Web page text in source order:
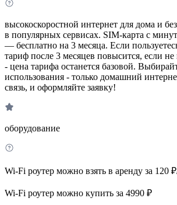
высокоскоростной интернет для дома и
в популярных сервисах. SIM-карта с
— бесплатно на 3 месяца. Если
тариф после 3 месяцев повысится, если не
- цена тарифа останется базовой.
использования - только домашний
связь, и оформляйте заявку!
оборудование
Wi-Fi роутер можно взять в аренду за 120
Wi-Fi роутер можно купить за 4990 ₽